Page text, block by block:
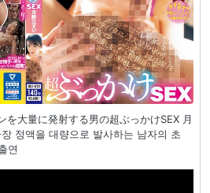
を大量に発射する男の超ぶっかけSEX 月
정액을 대량으로 발사하는 남자의 초
연